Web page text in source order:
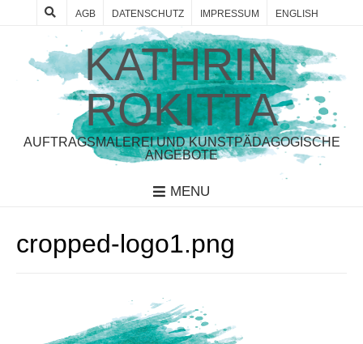
AGB DATENSCHUTZ IMPRESSUM ENGLISH
KATHRIN
ROKITTA
AUFTRAGSMALEREI UND KUNSTPÄDAGOGISCHE
ANGEBOTE
MENU
cropped-logo1.png